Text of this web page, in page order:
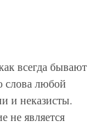
всегда бывают
слова любой
и неказисты.
не является